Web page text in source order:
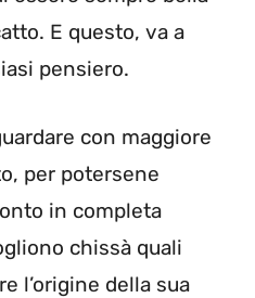
E questo, va a
pensiero.
con maggiore
per potersene
in completa
chissà quali
l’origine della sua